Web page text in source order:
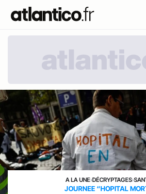
A LA UNE›DÉCRYPTAGES›
JOURNEE “HOPITAL